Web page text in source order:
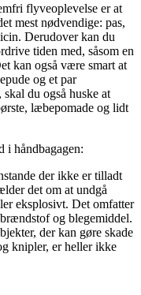
flyveoplevelse er at
mest nødvendige: pas,
Derudover kan du
tiden med, såsom en
kan også være smart at
og et par
du også huske at
læbepomade og lidt
i håndbagagen:
der ikke er tilladt
det om at undgå
eksplosivt. Det omfatter
og blegemiddel.
der kan gøre skade
knipler, er heller ikke